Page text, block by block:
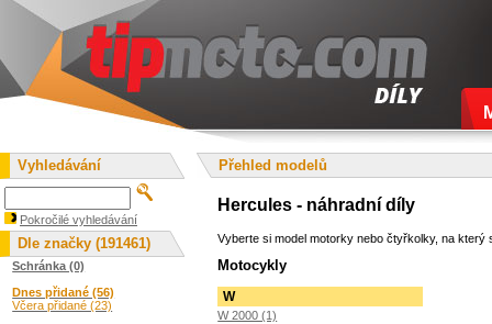
Přehled modelů
Hercules - náhradní díly
Vyberte si model motorky nebo čtyřkolky, na který
Motocykly
W
W 2000 (1)
Vyhledávání
Pokročilé vyhledávání
Dle značky (191461)
Schránka (0)
Dnes přidané (56)
Včera přidané (23)